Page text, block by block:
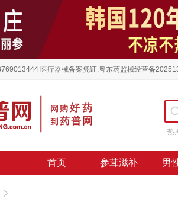
医疗器械备案凭证:粤东药监械经营备
热
首页 参茸滋补 男